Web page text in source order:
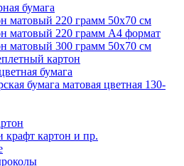
бумага
матовый 220 грамм 50х70 см
матовый 220 грамм A4 формат
матовый 300 грамм 50х70 см
картон
бумага
бумага матовая цветная 130-
крафт картон и пр.